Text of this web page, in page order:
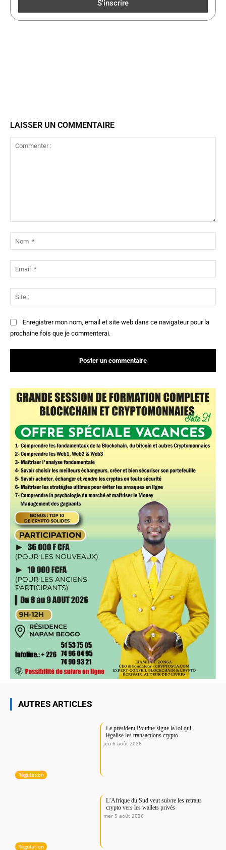
LAISSER UN COMMENTAIRE
:*
:*
:
Enregistrer mon nom, email et site web dans ce navigateur pour la
prochaine fois que je commenterai.
AUTRES ARTICLES
Régulation
Le président Poutine signe la loi qui
légalise les transactions crypto
jeu 6 août 2026
Régulation
L’Afrique du Sud veut suivre les retraits
crypto vers les wallets privés
mer 5 août 2026